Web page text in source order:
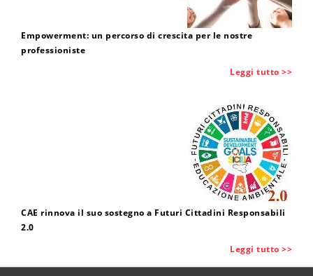
Empowerment: un percorso di crescita per le nostre
professioniste
Leggi tutto >>
CAE rinnova il suo sostegno a Futuri Cittadini Responsabili
2.0
Leggi tutto >>